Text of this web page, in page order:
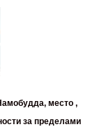
, место ,
за пределами